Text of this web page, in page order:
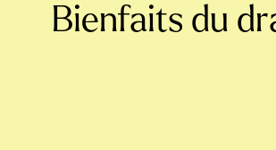
Bienfaits du